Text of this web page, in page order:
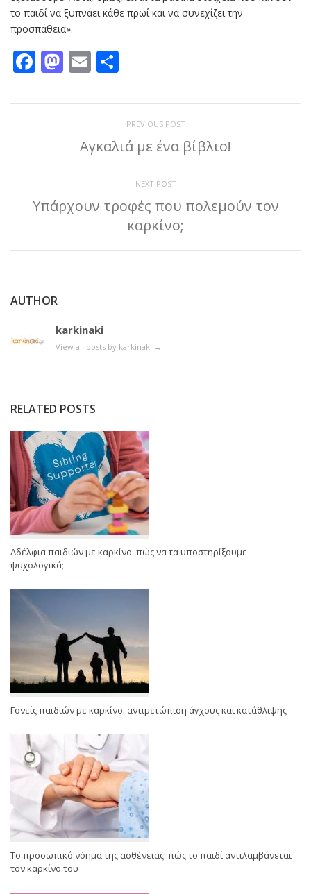
το παιδί να ξυπνάει κάθε πρωί και να συνεχίζει την
προσπάθεια».
Facebook
Mastodon
Email
PREVIOUS POST
Αγκαλιά με ένα βίβλιο!
NEXT POST
Υπάρχουν τροφές που πολεμούν τον
καρκίνο;
AUTHOR
karkinaki
View all posts by karkinaki →
RELATED POSTS
Αδέλφια παιδιών με καρκίνο: πώς να τα υποστηρίξουμε
ψυχολογικά;
Γονείς παιδιών με καρκίνο: αντιμετώπιση άγχους και κατάθλιψης
Το προσωπικό νόημα της ασθένειας: πώς το παιδί αντιλαμβάνεται
τον καρκίνο του